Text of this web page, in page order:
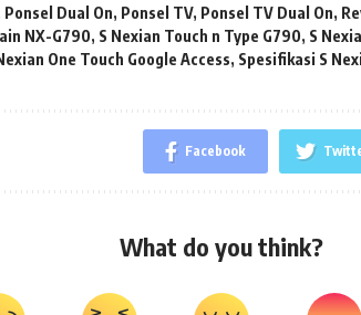
Ponsel Dual On, Ponsel TV, Ponsel TV Dual On,
NX-G790, S Nexian Touch n Type G790, S
One Touch Google Access, Spesifikasi S
Facebook
What do you think?